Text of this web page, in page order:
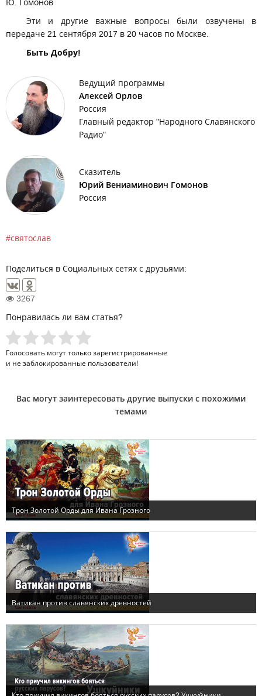
Ю. Гомонов
Эти и другие важные вопросы были озвучены в
передаче 21 сентября 2017 в 20 часов по Москве.
Быть Добру!
Ведущий программы
Алексей Орлов
Россия
Главный редактор "Народного Славянского
Радио"
Сказитель
Юрий Вениаминович Гомонов
Россия
святослав
Поделиться в Социальных сетях с друзьями:
3267
Понравилась ли вам статья?
Голосовать могут только зарегистрированные
и не заблокированные пользователи!
Вас могут заинтересовать другие выпуски с похожими
темами